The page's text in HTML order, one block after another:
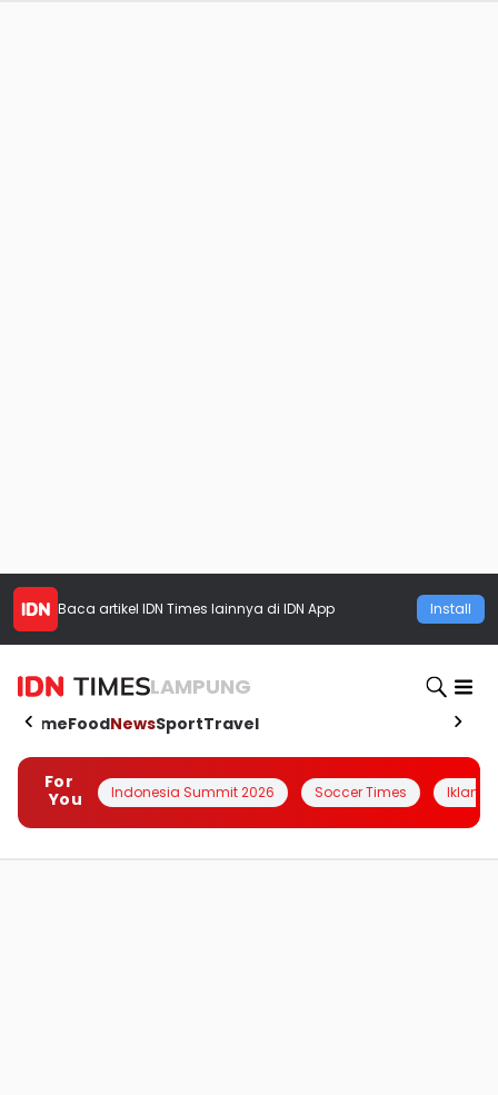
Baca artikel IDN Times lainnya di IDN App Install
LAMPUNG
HomeFoodNewsSportTravel
For
You
Indonesia Summit 2026 Soccer Times Iklanin